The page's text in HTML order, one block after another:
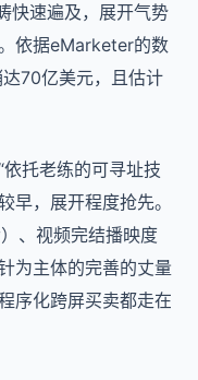
快速遍及，展开气势
依据eMarketer的数
70亿美元，且估计
托老练的可寻址技
早，展开程度抢先。
）、视频完结播映度
为主体的完善的丈量
序化跨屏买卖都走在